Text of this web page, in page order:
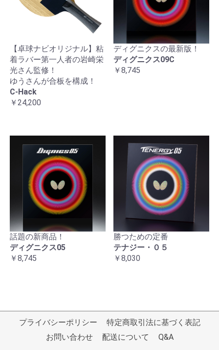
【卓球ナビオリジナル】粘
着ラバー第一人者の岩崎栄
光さん監修！
ゆうさんが合板を構成！
C-Hack
￥24,200
ディグニクスの最新版！
ディグニクス09C
￥8,745
話題の新商品！
ディグニクス05
￥8,745
勝つための定番
テナジー・０５
￥8,030
プライバシーポリシー
特定商取引法に基づく表記
お問い合わせ
配送について Q&A